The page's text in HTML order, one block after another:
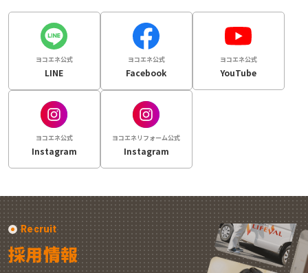
ヨコエネ公式
LINE
ヨコエネ公式
Facebook
ヨコエネ公式
YouTube
ヨコエネ公式
Instagram
ヨコエネリフォーム公式
Instagram
Recruit
採用情報